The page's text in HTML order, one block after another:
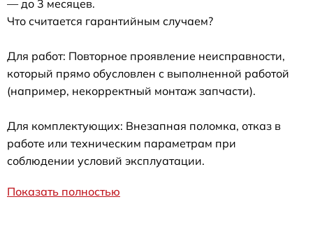
— до 3 месяцев.
Что считается гарантийным случаем?
Для работ: Повторное проявление неисправности,
который прямо обусловлен с выполненной работой
(например, некорректный монтаж запчасти).
Для комплектующих: Внезапная поломка, отказ в
работе или техническим параметрам при
соблюдении условий эксплуатации.
Показать полностью